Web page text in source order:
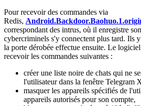
Pour recevoir des commandes via
Redis,
correspondant des intrus, où il enregistre
cybercriminels s'y connectent plus tard. Ils
la porte dérobée effectue ensuite. Le
recevoir les commandes suivantes :
créer une liste noire de chats qui ne
l'utilisateur dans la fenêtre Telegram
masquer les appareils spécifiés de
appareils autorisés pour son compte,